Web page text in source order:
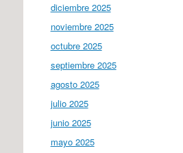
diciembre 2025
noviembre 2025
octubre 2025
septiembre 2025
agosto 2025
julio 2025
junio 2025
mayo 2025